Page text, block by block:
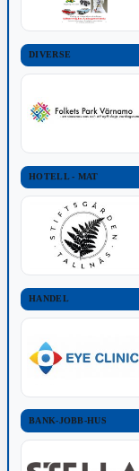
DIVERSE
HOTELL - MAT
HANDEL
BANK-JOBB-HUS